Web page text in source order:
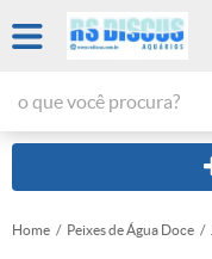
Home Peixes de Água Doce